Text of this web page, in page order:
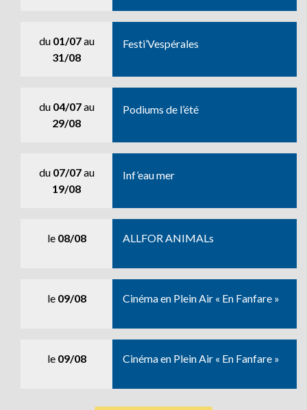
du 01/07au
31/08
Festi’Vespérales
du 04/07au
29/08
Podiums de l’été
du 07/07au
19/08
Inf’eau mer
le 08/08 ALLFOR ANIMALs
le 09/08 Cinéma en Plein Air « En Fanfare »
le 09/08 Cinéma en Plein Air « En Fanfare »